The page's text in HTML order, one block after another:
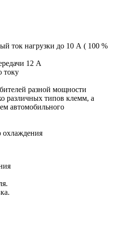
ток нагрузки до 10 А ( 100 %
12 А
току
разной мощности
различных типов клемм, а
автомобильного
охлаждения